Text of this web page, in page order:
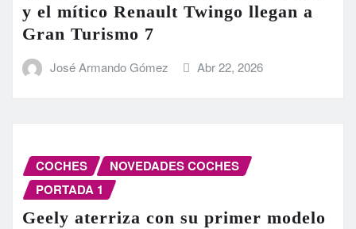
y el mítico Renault Twingo llegan a
Gran Turismo 7
José Armando Gómez Abr 22, 2026
COCHES
NOVEDADES COCHES
PORTADA 1
Geely aterriza con su primer modelo